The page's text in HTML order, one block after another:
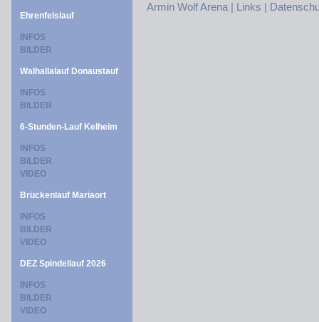
Ehrenfelslauf
INFOS
BILDER
Walhallalauf Donaustauf
INFOS
BILDER
6-Stunden-Lauf Kelheim
INFOS
BILDER
VIDEO
Brückenlauf Mariaort
INFOS
BILDER
VIDEO
DEZ Spindellauf 2026
INFOS
BILDER
VIDEO
Armin Wolf Arena | Links |